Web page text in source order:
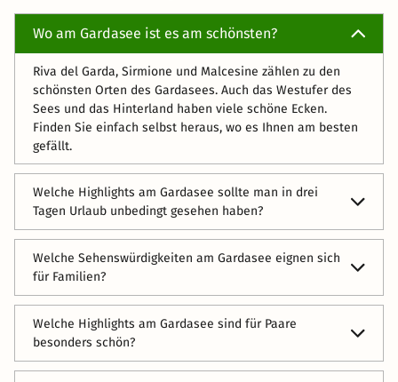
Wo am Gardasee ist es am schönsten?
Riva del Garda, Sirmione und Malcesine zählen zu den
schönsten Orten des Gardasees. Auch das Westufer des
Sees und das Hinterland haben viele schöne Ecken.
Finden Sie einfach selbst heraus, wo es Ihnen am besten
gefällt.
Welche Highlights am Gardasee sollte man in drei
Tagen Urlaub unbedingt gesehen haben?
den Botanischen Garten im Zentrum von Gardone Riviera
und eine Fahrt mit der Seilbahn auf den Monte Baldo. Ein
Ausflug zu einem der Strände am Gardasee wie dem
Jamaica Beach sollte bei Ihrem Aufenthalt in der Region
nicht fehlen.
Welche Sehenswürdigkeiten am Gardasee eignen sich
für Familien?
Castelnuovo del Garda ist der ideale Anlaufpunkt für
Familien. Kinder und Erwachsene erleben hier einen Tag
voller Highlights. Wählen Sie zwischen zahlreichen
Welche Highlights am Gardasee sind für Paare
besonders schön?